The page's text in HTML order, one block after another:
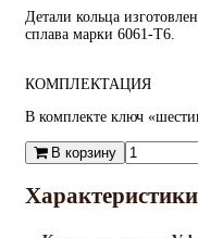
Детали кольца
сплава марки 6061-Т6.
КОМПЛЕКТАЦИЯ
В комплекте ключ
В корзину
Характеристики